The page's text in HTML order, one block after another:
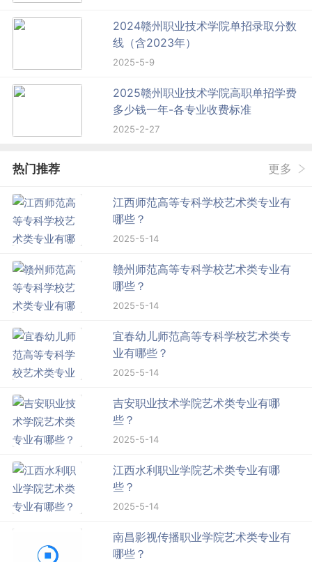
2024赣州职业技术学院单招录取分数
线（含2023年）
2025-5-9
2025赣州职业技术学院高职单招学费
多少钱一年-各专业收费标准
2025-2-27
热门推荐 更多
江西师范高等专科学校艺术类专业有
哪些？
2025-5-14
赣州师范高等专科学校艺术类专业有
哪些？
2025-5-14
宜春幼儿师范高等专科学校艺术类专
业有哪些？
2025-5-14
吉安职业技术学院艺术类专业有哪
些？
2025-5-14
江西水利职业学院艺术类专业有哪
些？
2025-5-14
南昌影视传播职业学院艺术类专业有
哪些？